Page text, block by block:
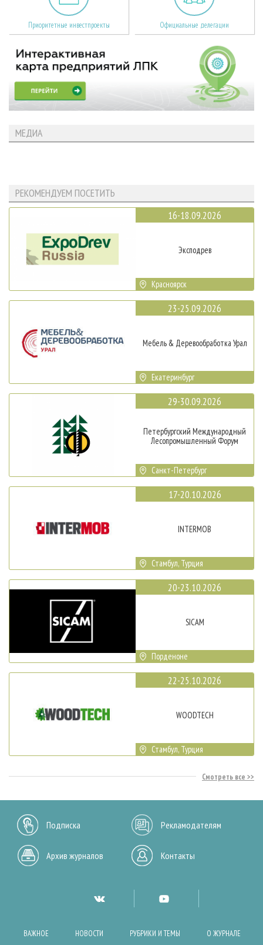
Приоритетные инвестпроекты Официальные делегации
МЕДИА
РЕКОМЕНДУЕМ ПОСЕТИТЬ
16-18.09.2026
Эксподрев
Красноярск
23-25.09.2026
Мебель & Деревообработка Урал
Екатеринбург
29-30.09.2026
Петербургский Международный
Лесопромышленный Форум
Санкт-Петербург
17-20.10.2026
INTERMOB
Стамбул, Турция
20-23.10.2026
SICAM
Порденоне
22-25.10.2026
WOODTECH
Стамбул, Турция
Смотреть все
Подписка Рекламодателям
Архив журналов Контакты
ВАЖНОЕ НОВОСТИ РУБРИКИ И ТЕМЫ О ЖУРНАЛЕ